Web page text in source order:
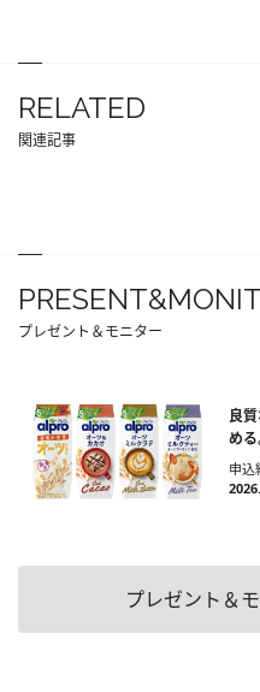
RELATED
関連記事
プレゼント＆モニター
良
め
申込
プレゼント＆